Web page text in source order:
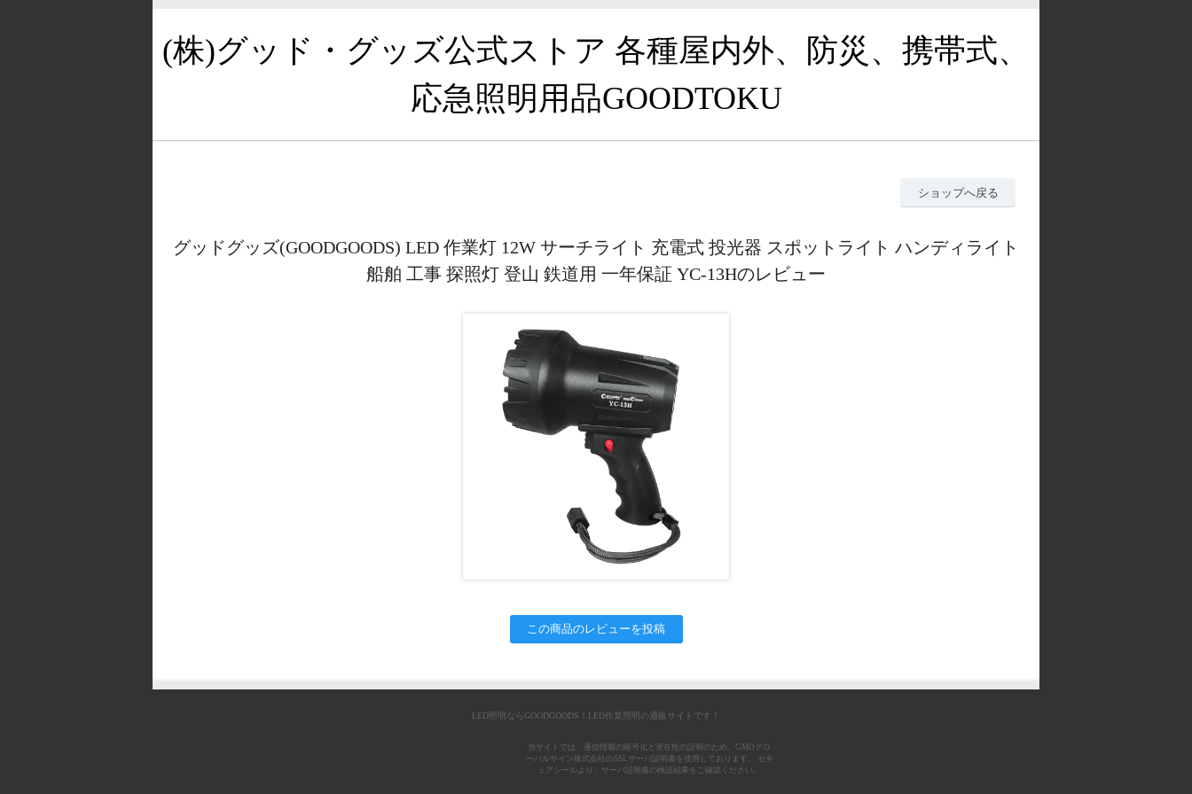
(株)グッド・グッズ公式ストア 各種屋内外、防災、携帯式、
応急照明用品GOODTOKU
ショップへ戻る
グッドグッズ(GOODGOODS) LED 作業灯 12W サーチライト 充電式 投光器 スポットライト ハンディライト
船舶 工事 探照灯 登山 鉄道用 一年保証 YC-13Hのレビュー
この商品のレビューを投稿
LED照明ならGOODGOODS！LED作業照明の通販サイトです！
当サイトでは、通信情報の暗号化と実在性の証明のため、GMOグロ
ーバルサイン株式会社のSSLサーバ証明書を使用しております。 セキ
ュアシールより、サーバ証明書の検証結果をご確認ください。